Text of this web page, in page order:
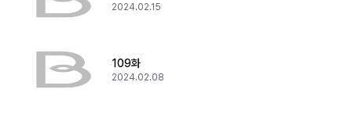
2024.02.15
109화
2024.02.08